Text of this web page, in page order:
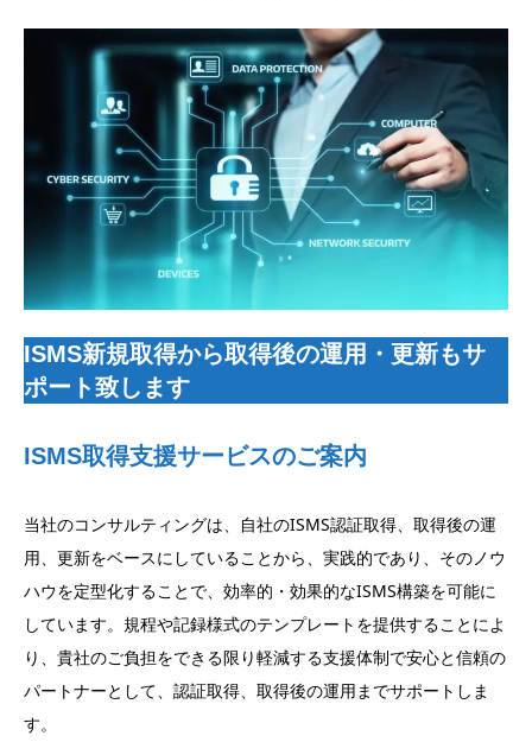
ISMS新規取得から取得後の運用・更新もサ
ポート致します
ISMS取得支援サービスのご案内
当社のコンサルティングは、自社のISMS認証取得、取得後の運
用、更新をベースにしていることから、実践的であり、そのノウ
ハウを定型化することで、効率的・効果的なISMS構築を可能に
しています。規程や記録様式のテンプレートを提供することによ
り、貴社のご負担をできる限り軽減する支援体制で安心と信頼の
パートナーとして、認証取得、取得後の運用までサポートしま
す。